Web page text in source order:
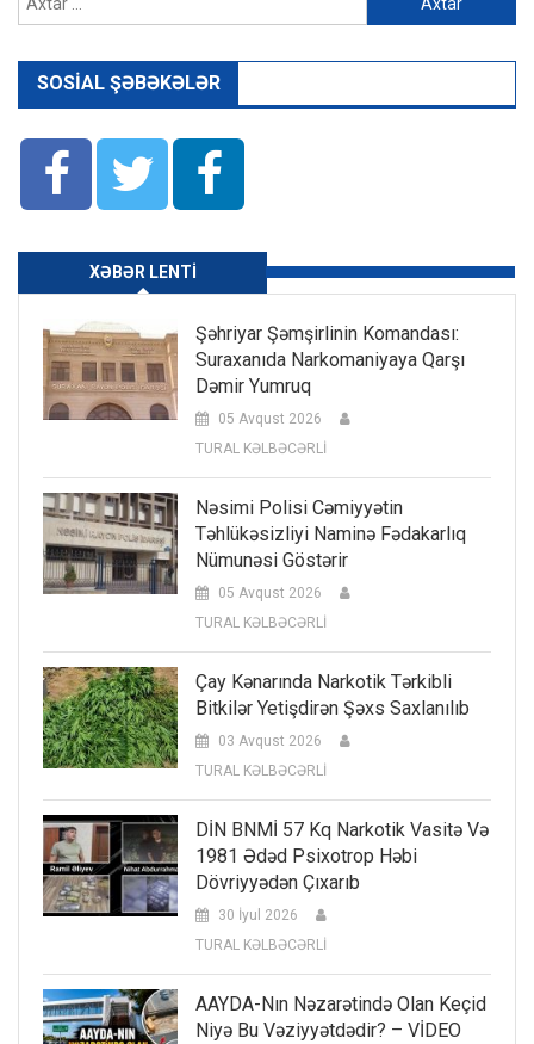
SOSIAL ŞƏBƏKƏLƏR
XƏBƏR LENTI
Şəhriyar Şəmşirlinin Komandası:
Suraxanıda Narkomaniyaya Qarşı
Dəmir Yumruq
05 Avqust 2026
TURAL KƏLBƏCƏRLİ
Nəsimi Polisi Cəmiyyətin
Təhlükəsizliyi Naminə Fədakarlıq
Nümunəsi Göstərir
05 Avqust 2026
TURAL KƏLBƏCƏRLİ
Çay Kənarında Narkotik Tərkibli
Bitkilər Yetişdirən Şəxs Saxlanılıb
03 Avqust 2026
TURAL KƏLBƏCƏRLİ
DİN BNMİ 57 Kq Narkotik Vasitə Və
1981 Ədəd Psixotrop Həbi
Dövriyyədən Çıxarıb
30 İyul 2026
TURAL KƏLBƏCƏRLİ
AAYDA-Nın Nəzarətində Olan Keçid
Niyə Bu Vəziyyətdədir? – VİDEO